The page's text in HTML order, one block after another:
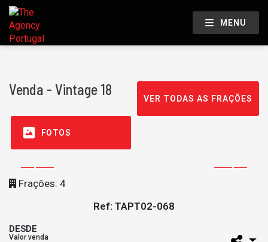
MENU
Venda - Vintage 18
VER TODAS AS FRAÇÕES
FOTOS
Frações: 4
Ref: TAPT02-068
DESDE
Valor venda